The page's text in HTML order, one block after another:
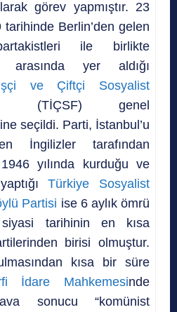
görev yapmıştır. 23
tarihinde Berlin’den gelen
ile birlikte
arasında yer aldığı
ve Çiftçi Sosyalist
(TİÇSF) genel
seçildi. Parti, İstanbul’u
İngilizler tarafından
1946 yılında kurduğu ve
Türkiye Sosyalist
Partisi ise 6 aylık ömrü
tarihinin en kısa
birisi olmuştur.
kısa bir süre
İdare Mahkemesinde
sonucu “komünist